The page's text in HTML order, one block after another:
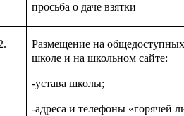
просьба о даче взятки
Размещение на
школе и на школьном сайте:
-устава школы;
-адреса и телефоны «горячей